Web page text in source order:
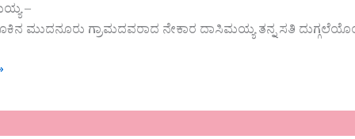
–
ಮುದನೂರು ಗ್ರಾಮದವರಾದ ನೇಕಾರ ದಾಸಿಮಯ್ಯ ತನ್ನ ಸತಿ